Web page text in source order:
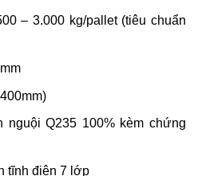
– 3.000 kg/pallet (tiêu chuẩn
nguội Q235 100% kèm chứng
tĩnh điện 7 lớp